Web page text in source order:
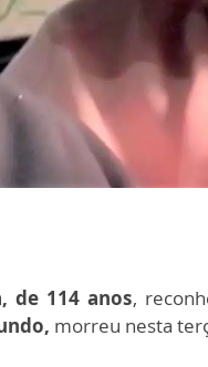
de 114 anos,
morreu nesta